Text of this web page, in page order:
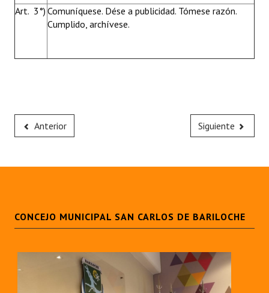
Art. 3°) Comuníquese. Dése a publicidad. Tómese razón.
Cumplido, archívese.
Anterior Siguiente
CONCEJO MUNICIPAL SAN CARLOS DE BARILOCHE